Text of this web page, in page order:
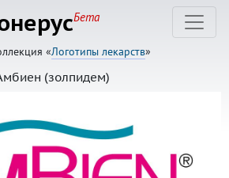
Бета
«Логотипы лекарств»
(золпидем)